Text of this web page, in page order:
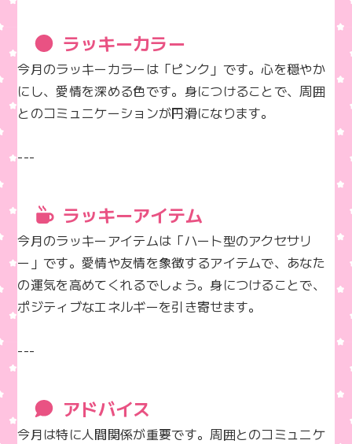
ラッキーカラー
今月のラッキーカラーは「ピンク」です。心を穏やか
にし、愛情を深める色です。身につけることで、周囲
とのコミュニケーションが円滑になります。
---
ラッキーアイテム
今月のラッキーアイテムは「ハート型のアクセサリ
ー」です。愛情や友情を象徴するアイテムで、あなた
の運気を高めてくれるでしょう。身につけることで、
ポジティブなエネルギーを引き寄せます。
---
アドバイス
今月は特に人間関係が重要です。周囲とのコミュニケ